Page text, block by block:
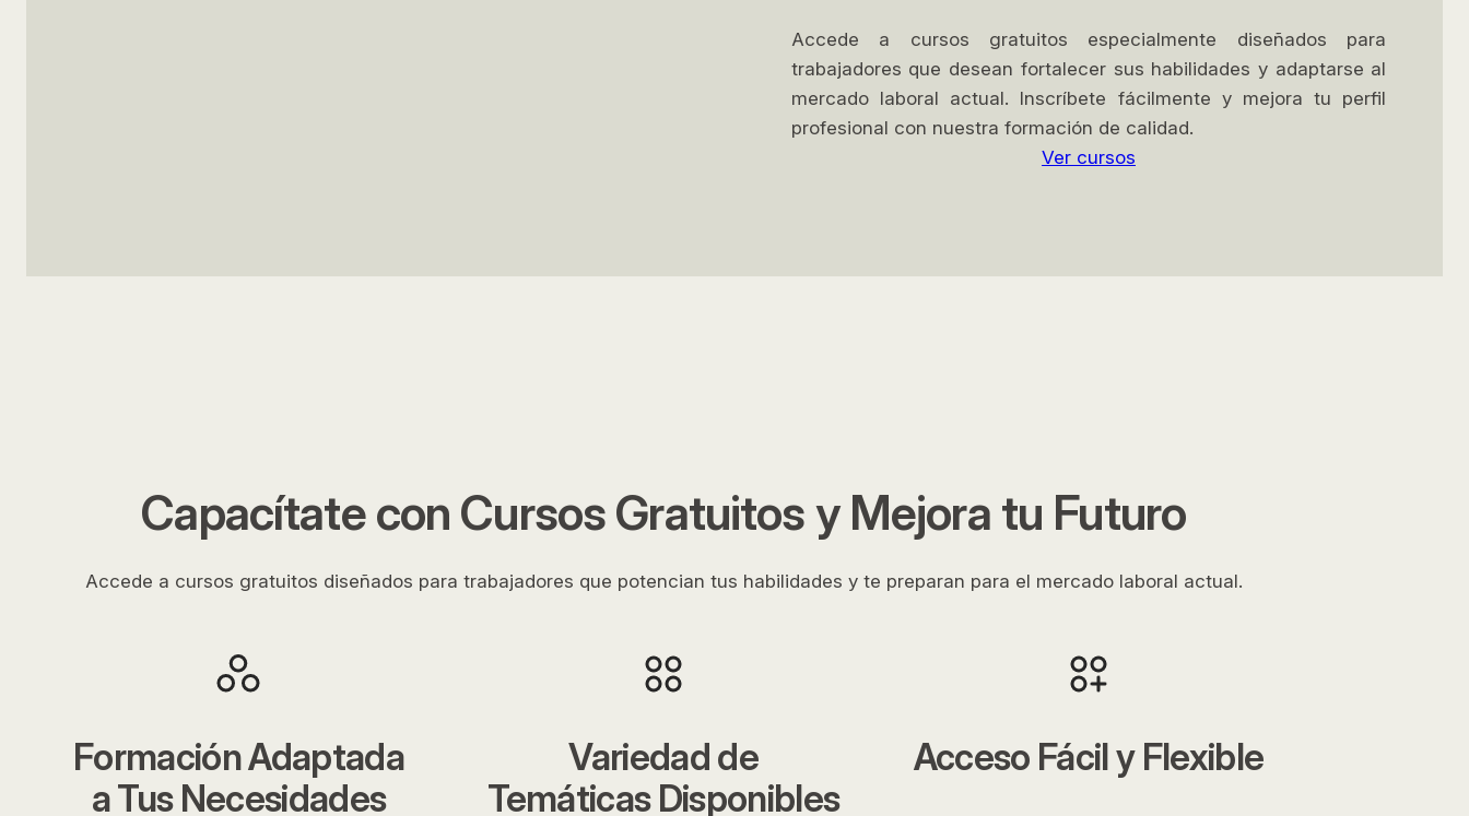
Accede a cursos gratuitos especialmente diseñados para
trabajadores que desean fortalecer sus habilidades y adaptarse al
mercado laboral actual. Inscríbete fácilmente y mejora tu perfil
profesional con nuestra formación de calidad.
Ver cursos
Capacítate con Cursos Gratuitos y Mejora tu Futuro
Accede a cursos gratuitos diseñados para trabajadores que potencian tus habilidades y te preparan para el mercado laboral actual.
Formación Adaptada
a Tus Necesidades
Variedad de
Temáticas Disponibles
Acceso Fácil y Flexible